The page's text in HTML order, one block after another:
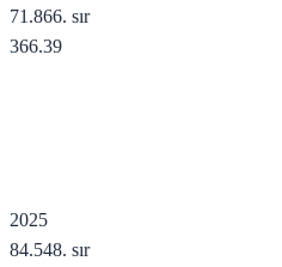
71.866. sır
366.39
2025
84.548. sır